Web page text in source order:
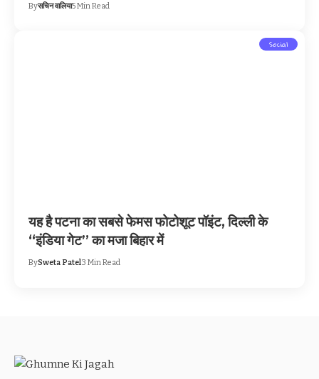
Byसचिन वालिया5 Min Read
Social
यह है पटना का सबसे फेमस फोटोशूट पॉइंट, दिल्ली के
“इंडिया गेट” का मजा बिहार में
BySweta Patel3 Min Read